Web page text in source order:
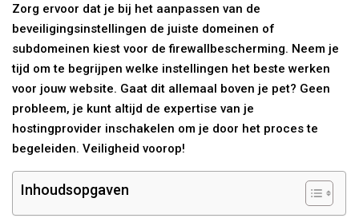
Zorg ervoor dat je bij het aanpassen van de
beveiligingsinstellingen de juiste domeinen of
subdomeinen kiest voor de firewallbescherming. Neem je
tijd om te begrijpen welke instellingen het beste werken
voor jouw website. Gaat dit allemaal boven je pet? Geen
probleem, je kunt altijd de expertise van je
hostingprovider inschakelen om je door het proces te
begeleiden. Veiligheid voorop!
Inhoudsopgaven